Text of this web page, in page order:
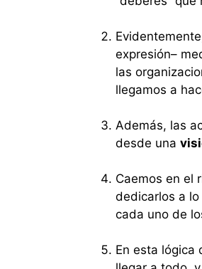
expresión–
las
llegamos a
Además, las
desde una
Caemos en el
dedicarlos a
cada uno de
En esta lógica